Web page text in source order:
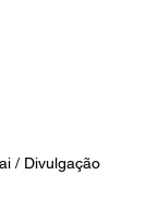
/ Divulgação